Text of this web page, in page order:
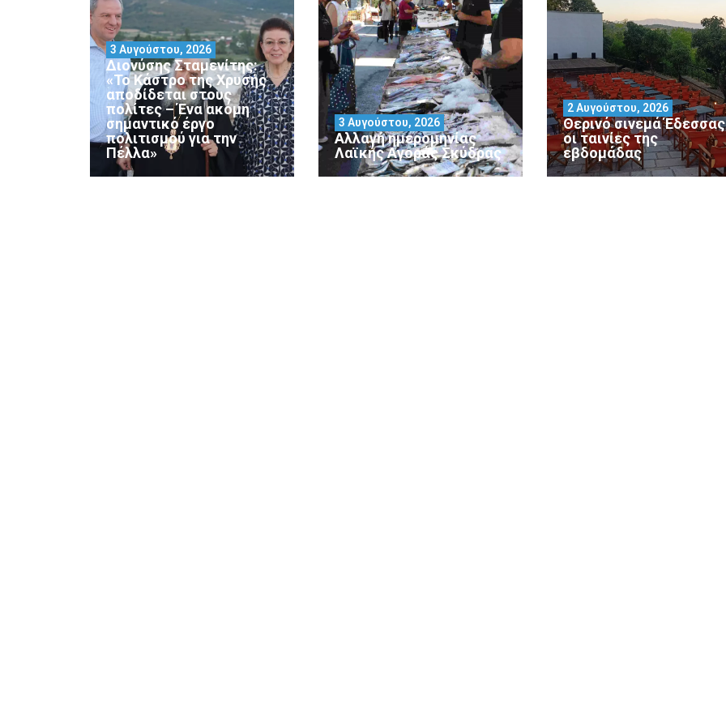
Διονύσης Σταμενίτης:
«Το Κάστρο της Χρυσής
αποδίδεται στους
πολίτες – Ένα ακόμη
σημαντικό έργο
πολιτισμού για την
Πέλλα»
3 Αυγούστου, 2026
Αλλαγή ημερομηνίας
Λαϊκής Αγοράς Σκύδρας
3 Αυγούστου, 2026
Θερινό σινεμά
οι ταινίες της
εβδομάδας
2 Αυγούστου, 2026